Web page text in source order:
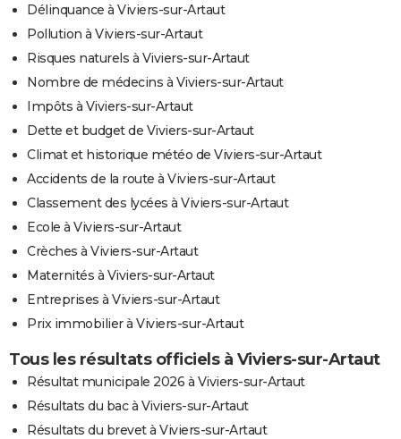
Délinquance à Viviers-sur-Artaut
Pollution à Viviers-sur-Artaut
Risques naturels à Viviers-sur-Artaut
Nombre de médecins à Viviers-sur-Artaut
Impôts à Viviers-sur-Artaut
Dette et budget de Viviers-sur-Artaut
Climat et historique météo de Viviers-sur-Artaut
Accidents de la route à Viviers-sur-Artaut
Classement des lycées à Viviers-sur-Artaut
Ecole à Viviers-sur-Artaut
Crèches à Viviers-sur-Artaut
Maternités à Viviers-sur-Artaut
Entreprises à Viviers-sur-Artaut
Prix immobilier à Viviers-sur-Artaut
Tous les résultats officiels à Viviers-sur-Artaut
Résultat municipale 2026 à Viviers-sur-Artaut
Résultats du bac à Viviers-sur-Artaut
Résultats du brevet à Viviers-sur-Artaut